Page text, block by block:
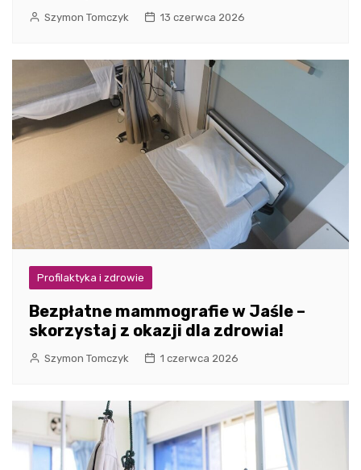
Szymon Tomczyk 13 czerwca 2026
Profilaktyka i zdrowie
Bezpłatne mammografie w Jaśle –
skorzystaj z okazji dla zdrowia!
Szymon Tomczyk 1 czerwca 2026